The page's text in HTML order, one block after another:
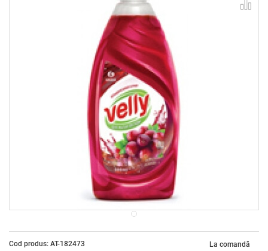
Cod produs: AT-182473 La comandă